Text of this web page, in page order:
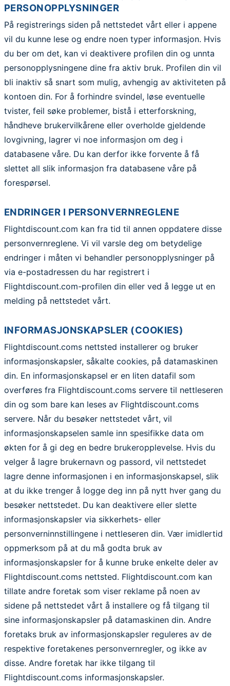
PERSONOPPLYSNINGER
På registrerings siden på nettstedet vårt eller i appene
vil du kunne lese og endre noen typer informasjon. Hvis
du ber om det, kan vi deaktivere profilen din og unnta
personopplysningene dine fra aktiv bruk. Profilen din vil
bli inaktiv så snart som mulig, avhengig av aktiviteten på
kontoen din. For å forhindre svindel, løse eventuelle
tvister, feil søke problemer, bistå i etterforskning,
håndheve brukervilkårene eller overholde gjeldende
lovgivning, lagrer vi noe informasjon om deg i
databasene våre. Du kan derfor ikke forvente å få
slettet all slik informasjon fra databasene våre på
forespørsel.
ENDRINGER I PERSONVERNREGLENE
Flightdiscount.com kan fra tid til annen oppdatere disse
personvernreglene. Vi vil varsle deg om betydelige
endringer i måten vi behandler personopplysninger på
via e-postadressen du har registrert i
Flightdiscount.com-profilen din eller ved å legge ut en
melding på nettstedet vårt.
INFORMASJONSKAPSLER (COOKIES)
Flightdiscount.coms nettsted installerer og bruker
informasjonskapsler, såkalte cookies, på datamaskinen
din. En informasjonskapsel er en liten datafil som
overføres fra Flightdiscount.coms servere til nettleseren
din og som bare kan leses av Flightdiscount.coms
servere. Når du besøker nettstedet vårt, vil
informasjonskapselen samle inn spesifikke data om
økten for å gi deg en bedre brukeropplevelse. Hvis du
velger å lagre brukernavn og passord, vil nettstedet
lagre denne informasjonen i en informasjonskapsel, slik
at du ikke trenger å logge deg inn på nytt hver gang du
besøker nettstedet. Du kan deaktivere eller slette
informasjonskapsler via sikkerhets- eller
personverninnstillingene i nettleseren din. Vær imidlertid
oppmerksom på at du må godta bruk av
informasjonskapsler for å kunne bruke enkelte deler av
Flightdiscount.coms nettsted. Flightdiscount.com kan
tillate andre foretak som viser reklame på noen av
sidene på nettstedet vårt å installere og få tilgang til
sine informasjonskapsler på datamaskinen din. Andre
foretaks bruk av informasjonskapsler reguleres av de
respektive foretakenes personvernregler, og ikke av
disse. Andre foretak har ikke tilgang til
Flightdiscount.coms informasjonskapsler.